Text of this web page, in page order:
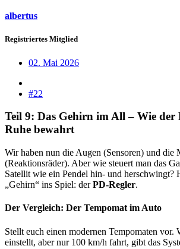
albertus
Registriertes Mitglied
02. Mai 2026
#22
Teil 9: Das Gehirn im All – Wie der
Ruhe bewahrt​
Wir haben nun die Augen (Sensoren) und die
(Reaktionsräder). Aber wie steuert man das
Satellit wie ein Pendel hin- und herschwingt?
„Gehirn“ ins Spiel: derPD-Regler.
Der Vergleich: Der Tempomat im Auto​
Stellt euch einen modernen Tempomaten vor.
einstellt, aber nur 100 km/h fahrt, gibt das